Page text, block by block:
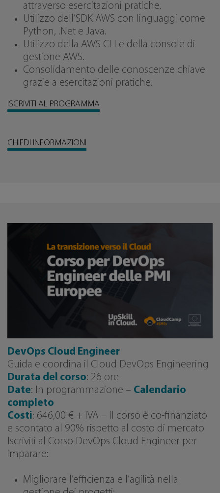
attraverso esercitazioni pratiche.
Utilizzo dell’SDK AWS con linguaggi come
Python, .Net e Java.
Utilizzo della AWS CLI e della console di
gestione AWS.
Consolidamento delle conoscenze chiave
grazie a esercitazioni pratiche.
ISCRIVITI AL PROGRAMMA
CHIEDI INFORMAZIONI
DevOps Cloud Engineer
Guida e coordina il Cloud DevOps Engineering
Durata del corso: 26 ore
Date: In programmazione – Calendario
completo
Costi: 646,00 € + IVA – Il corso è co-finanziato
e scontato al 90% rispetto al costo di mercato
Iscriviti al Corso DevOps Cloud Engineer per
imparare:
Migliorare l’efficienza e l’agilità nella